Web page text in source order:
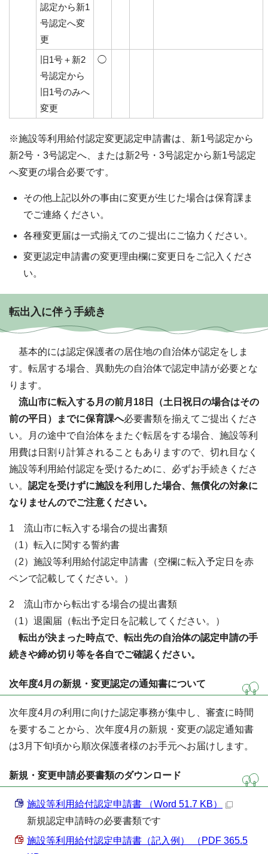
認定から新1
号認定へ変
更
旧1号＋新2
号認定から
旧1号のみへ
変更
◯
※施設等利用給付認定変更認定申請書は、新1号認定から
新2号・3号認定へ、または新2号・3号認定から新1号認定
へ変更の場合必要です。
その他上記以外の事由に変更が生じた場合は保育課ま
でご連絡ください。
各種変更届は一式揃えてのご提出にご協力ください。
変更認定申請書の変更理由欄に変更日をご記入くださ
い。
転出入に伴う手続き
基本的には認定保護者の居住地の自治体が認定をしま
す。転居する場合、異動先の自治体で認定申請が必要とな
ります。
流山市に転入する月の前月18日（土日祝日の場合はその
前の平日）までに保育課へ必要書類を揃えてご提出くださ
い。月の途中で自治体をまたぐ転居をする場合、施設等利
用費は日割り計算されることもありますので、切れ目なく
施設等利用給付認定を受けるために、必ずお手続きくださ
い。 認定を受けずに施設を利用した場合、無償化の対象に
なりませんのでご注意ください。
1 流山市に転入する場合の提出書類
（1）転入に関する誓約書
（2）施設等利用給付認定申請書（空欄に転入予定日を赤
ペンで記載してください。）
2 流山市から転出する場合の提出書類
（1）退園届（転出予定日を記載してください。）
転出が決まった時点で、転出先の自治体の認定申請の手
続きや締め切り等を各自でご確認ください。
次年度4月の新規・変更認定の通知書について
次年度4月の利用に向けた認定事務が集中し、審査に時間
を要することから、次年度4月の新規・変更の認定通知書
は3月下旬頃から順次保護者様のお手元へお届けします。
新規・変更申請必要書類のダウンロード
施設等利用給付認定申請書 （Word 51.7 KB）
新規認定申請時の必要書類です
施設等利用給付認定申請書（記入例） （PDF 365.5